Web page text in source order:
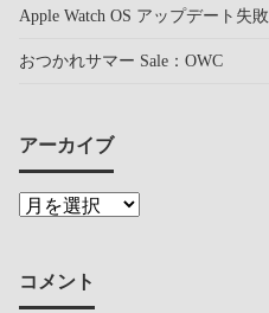
Apple Watch OS アップデート失敗
おつかれサマー Sale：OWC
アーカイブ
コメント